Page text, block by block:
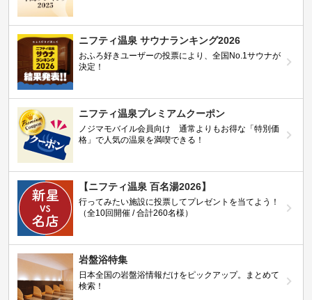
ニフティ温泉 サウナランキング2026
おふろ好きユーザーの投票により、全国No.1サウナが
決定！
ニフティ温泉プレミアムクーポン
ノジマモバイル会員向け 通常よりもお得な「特別価
格」で人気の温泉を満喫できる！
【ニフティ温泉 百名湯2026】
行ってみたい施設に投票してプレゼントを当てよう！
（全10回開催 / 合計260名様）
岩盤浴特集
日本全国の岩盤浴情報だけをピックアップ。まとめて
検索！